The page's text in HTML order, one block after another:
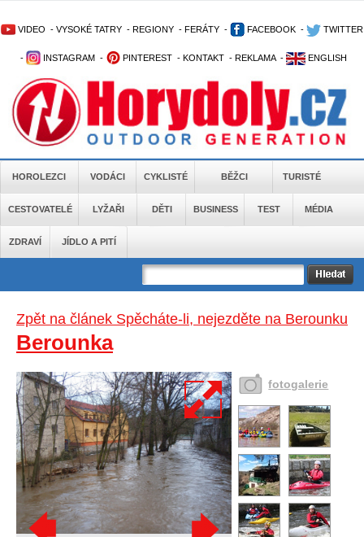
VIDEO - VYSOKÉ TATRY - REGIONY - FERÁTY - FACEBOOK - TWITTER
- INSTAGRAM - PINTEREST - KONTAKT - REKLAMA - ENGLISH
HOROLEZCI VODÁCI CYKLISTÉ BĚŽCI TURISTÉ
CESTOVATELÉ LYŽAŘI DĚTI BUSINESS TEST MÉDIA
ZDRAVÍ JÍDLO A PITÍ
Zpět na článek Spěcháte-li, nejezděte na Berounku
Berounka
fotogalerie